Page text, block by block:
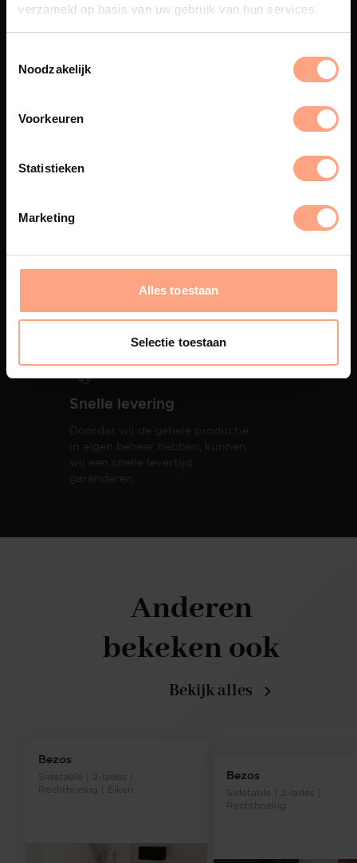
verzameld op basis van uw gebruik van hun services.
Noodzakelijk
Voorkeuren
Statistieken
Marketing
Alles toestaan
Selectie toestaan
Spuiterij
eigen spuiterij afgewerkt met
PUUUR biedt volledige
totale woonbeleving.
Snelle levering
Doordat wij de gehele productie
in eigen beheer hebben, kunnen
wij een snelle levertijd
garanderen.
Bezos
Sidetable | 2-lades |
Rechthoekig | Eiken
Bezos
Sidetable | 2-lades |
Rechthoekig
Anderen
bekeken ook
Bekijk alles